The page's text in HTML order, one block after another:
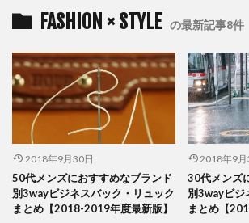
FASHION × STYLE の最新記事8件
2018年9月30日
50代メンズにおすすめなブランド
別3wayビジネスバック・リュック
まとめ【2018-2019年度最新版】
2018年9月
30代メンズ
別3wayビジ
まとめ【